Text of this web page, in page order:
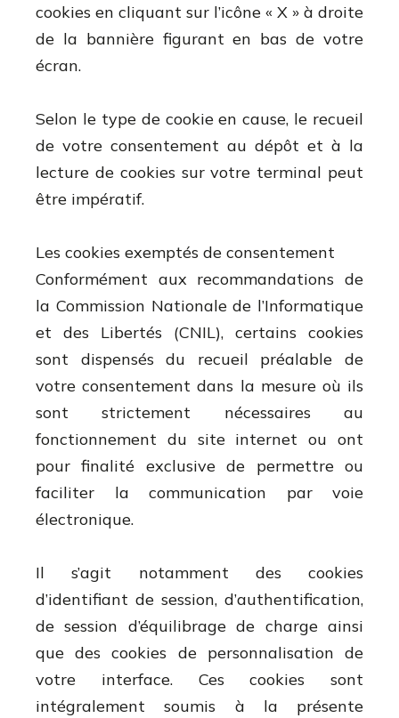
cookies en cliquant sur l’icône « X » à droite
de la bannière figurant en bas de votre
écran.
Selon le type de cookie en cause, le recueil
de votre consentement au dépôt et à la
lecture de cookies sur votre terminal peut
être impératif.
Les cookies exemptés de consentement
Conformément aux recommandations de
la Commission Nationale de l’Informatique
et des Libertés (CNIL), certains cookies
sont dispensés du recueil préalable de
votre consentement dans la mesure où ils
sont strictement nécessaires au
fonctionnement du site internet ou ont
pour finalité exclusive de permettre ou
faciliter la communication par voie
électronique.
Il s’agit notamment des cookies
d’identifiant de session, d’authentification,
de session d’équilibrage de charge ainsi
que des cookies de personnalisation de
votre interface. Ces cookies sont
intégralement soumis à la présente